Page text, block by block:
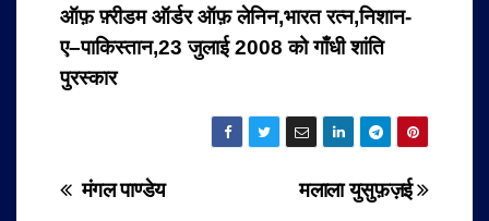
ऑफ़ फ़्रीडमऑर्डर ऑफ़ लेनिन,भारत रत्न,निशान-
ए–पाकिस्तान,23 जुलाई 2008 को गाँधी शांति
पुरस्कार
Post
मलाला युसुफ़ज़ई
मंगल पाण्डेय